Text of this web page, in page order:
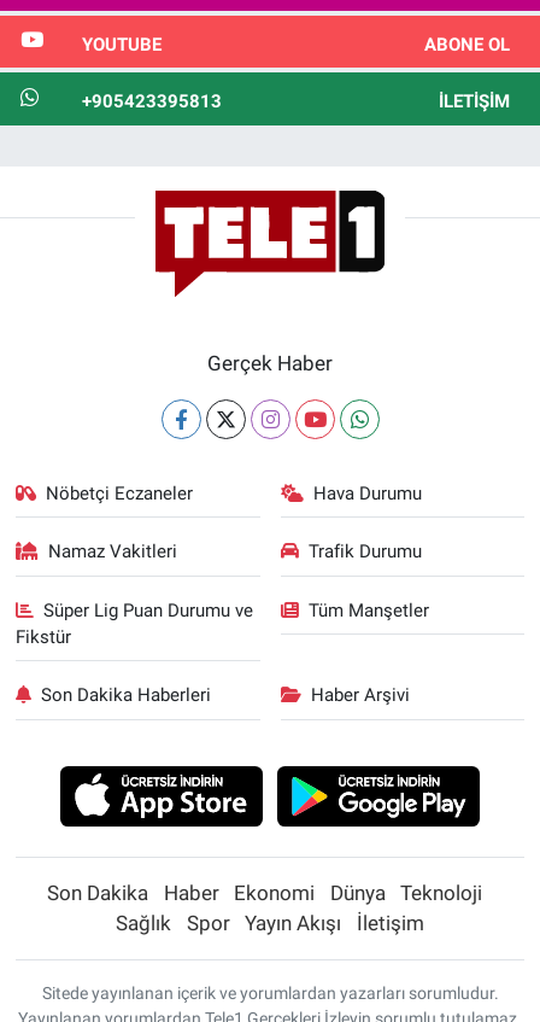
YOUTUBE ABONE OL
+905423395813 İLETIŞIM
Gerçek Haber
Nöbetçi Eczaneler Hava Durumu
Namaz Vakitleri Trafik Durumu
Süper Lig Puan Durumu ve
Fikstür
Tüm Manşetler
Son Dakika Haberleri Haber Arşivi
Son Dakika Haber Ekonomi Dünya
Teknoloji
Sağlık
Spor Yayın Akışı İletişim
Sitede yayınlanan içerik ve yorumlardan yazarları sorumludur.